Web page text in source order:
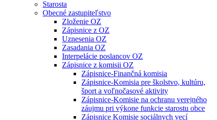
Starosta
Obecné zastupiteľstvo
Zloženie OZ
Zápisnice z OZ
Uznesenia OZ
Zasadania OZ
Interpelácie poslancov OZ
Zápisnice z komisii OZ
Zápisnice-Finančná komisia
Zápisnice-Komisia pre školstvo, kultúru,
šport a voľnočasové aktivity
Zápisnice-Komisie na ochranu verejného
záujmu pri výkone funkcie starostu obce
Zápisnice Komisie sociálnych vecí